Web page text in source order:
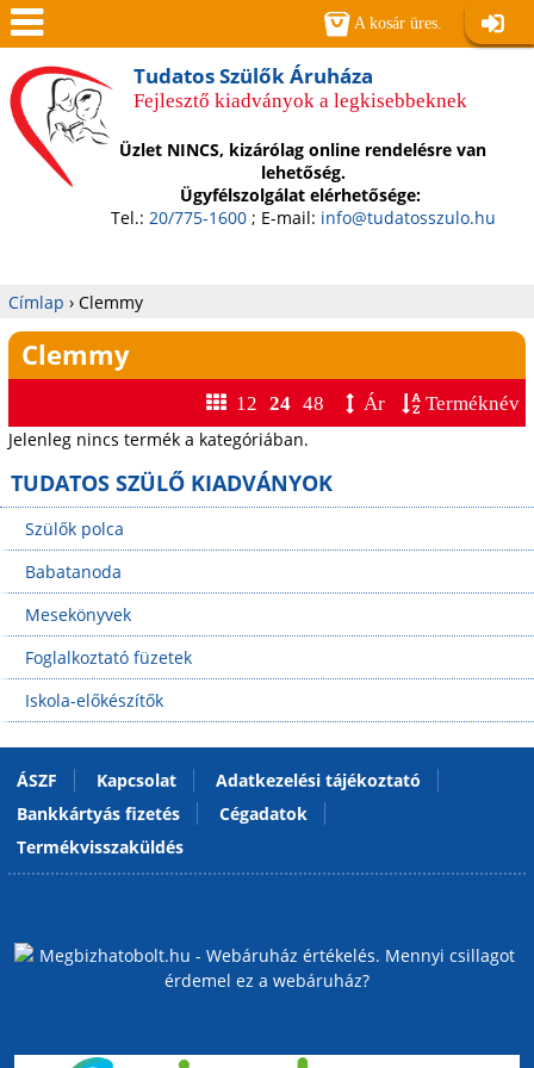
Jump to navigation
Tudatos Szülők Áruháza
Fejlesztő kiadványok a legkisebbeknek
Üzlet NINCS, kizárólag online rendelésre van
lehetőség.
Ügyfélszolgálat elérhetősége:
Tel.: 20/775-1600; E-mail: info@tudatosszulo.hu
Jelenlegi
hely
Címlap › Clemmy
Clemmy
12 24 48 Ár
Terméknév
Jelenleg nincs termék a kategóriában.
A kosár üres.
Men
ü
TUDATOS SZÜLŐ KIADVÁNYOK
Szülők polca
Babatanoda
Mesekönyvek
Foglalkoztató füzetek
Iskola-előkészítők
ÁSZF Kapcsolat
Adatkezelési tájékoztató
Bankkártyás fizetés
Cégadatok
Termékvisszaküldés